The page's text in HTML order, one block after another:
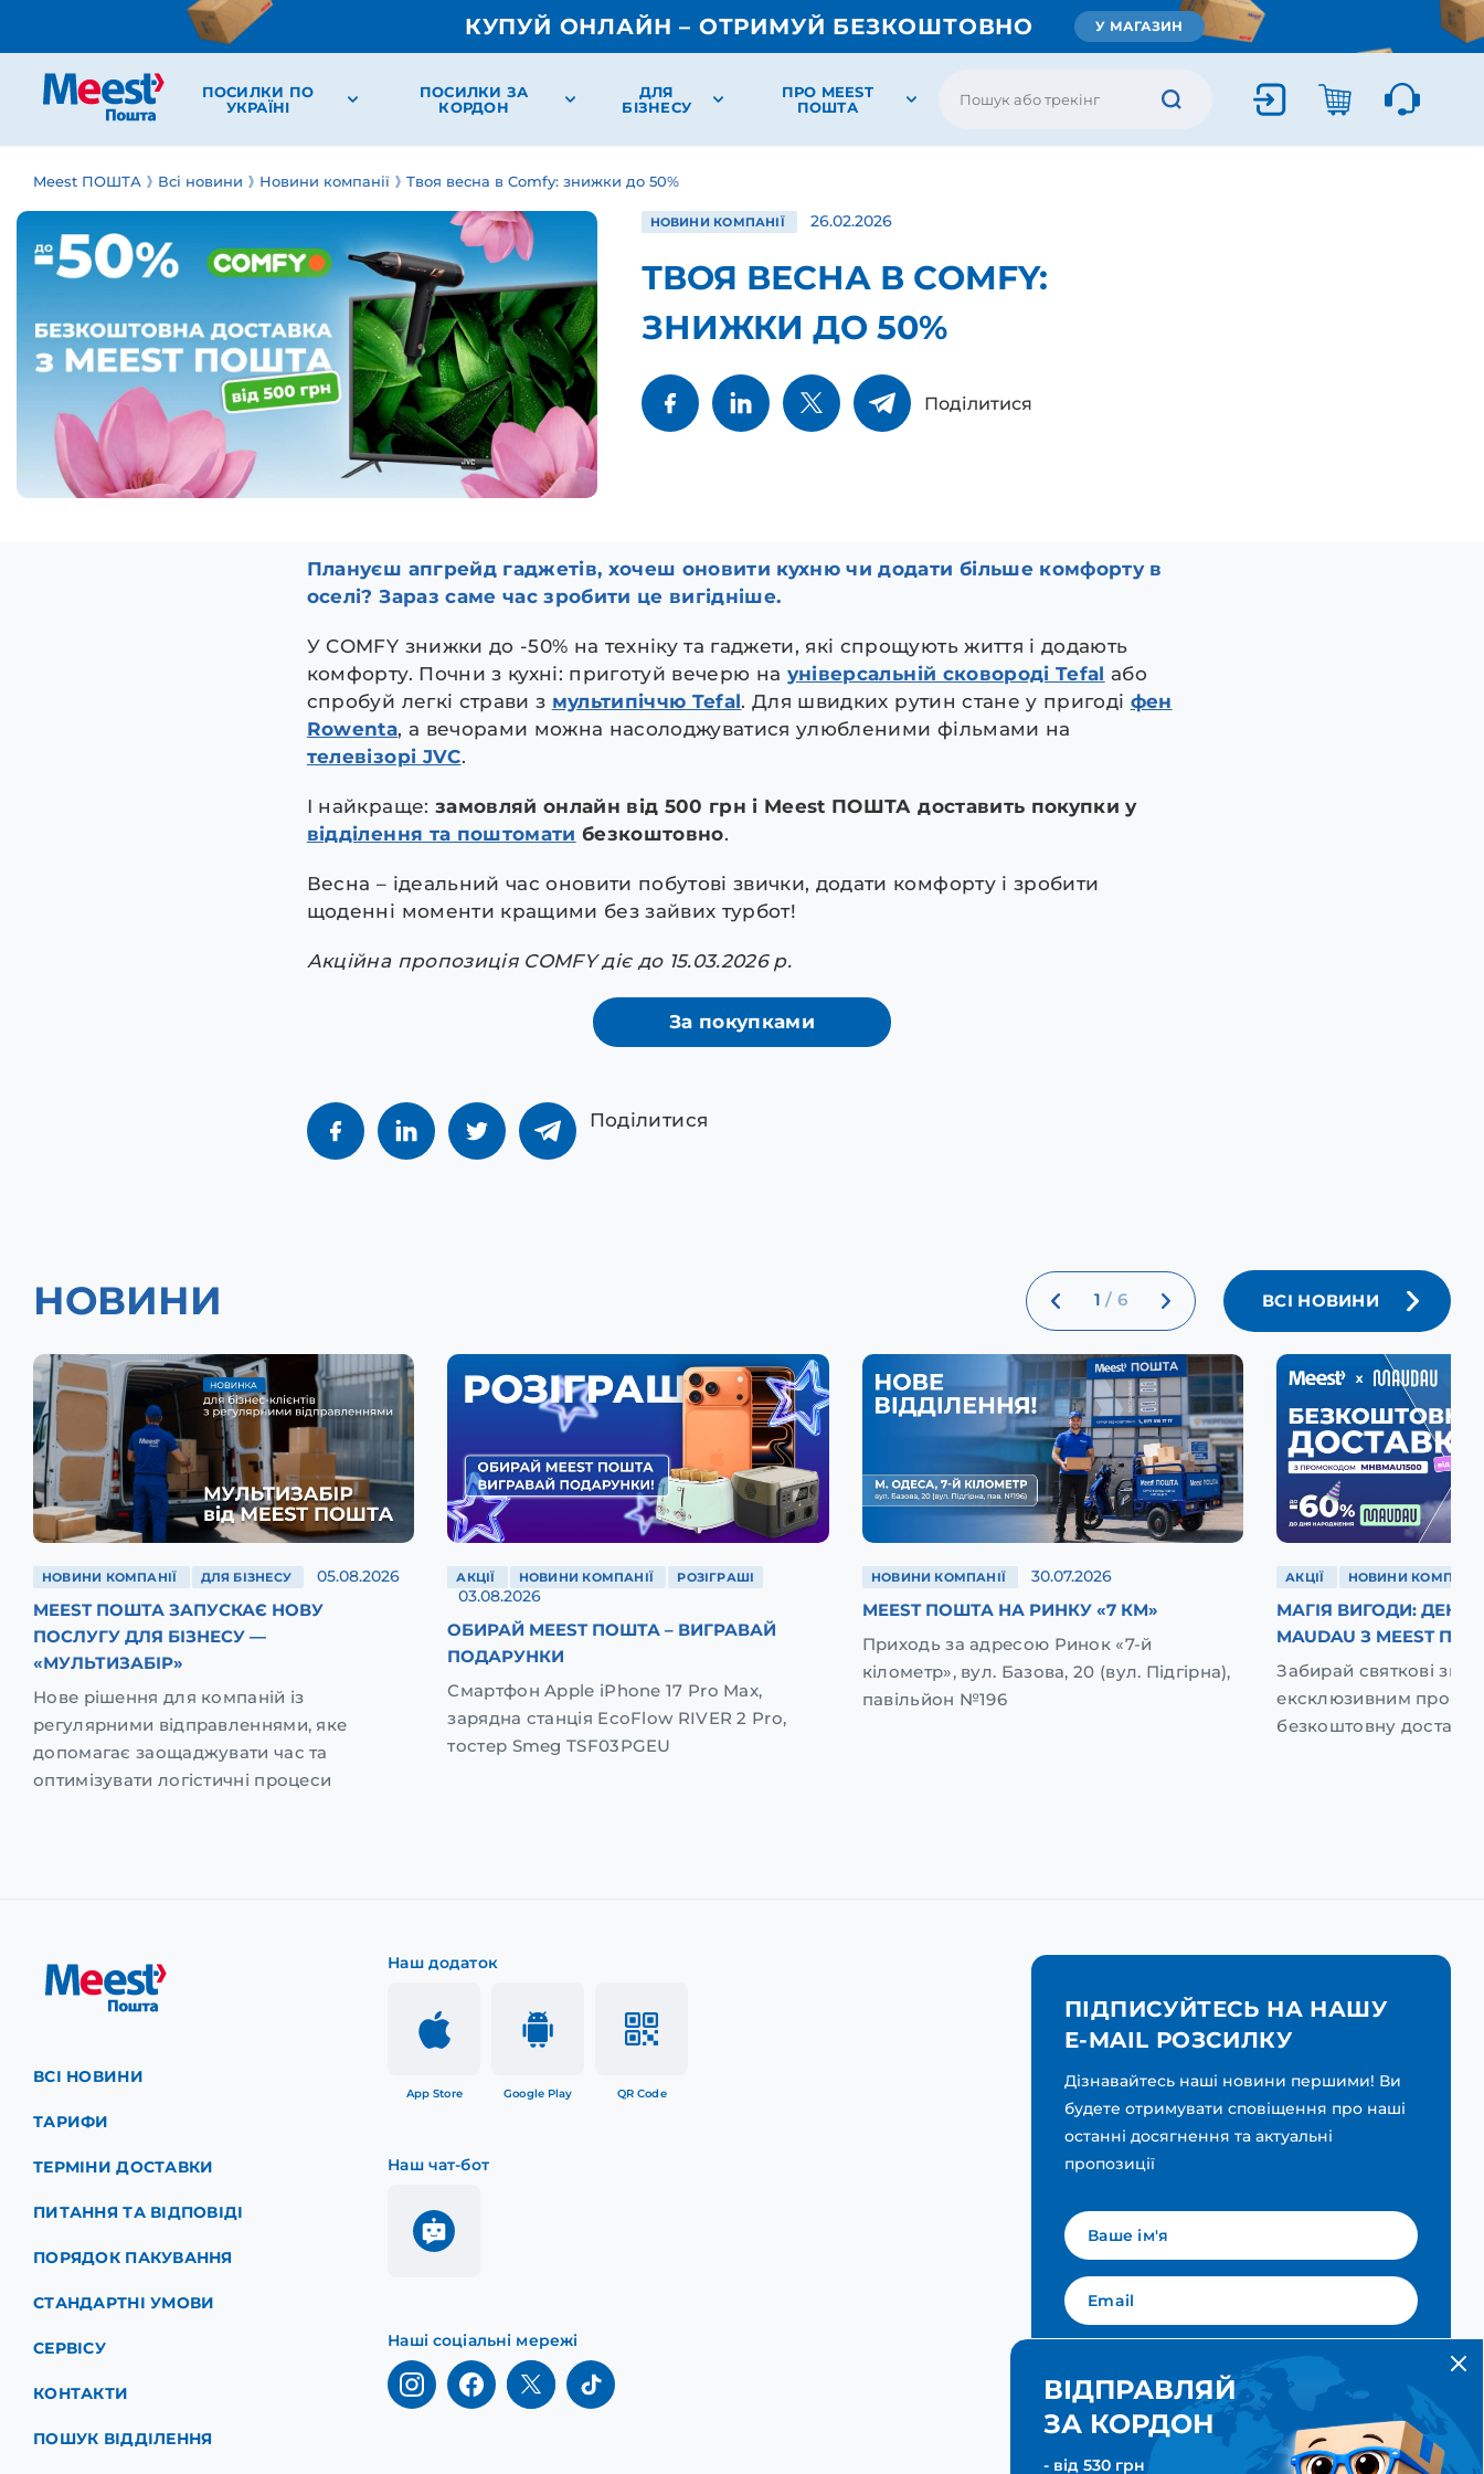
КУПУЙ ОНЛАЙН – ОТРИМУЙ БЕЗКОШТОВНО У МАГАЗИН
ПОСИЛКИ ПО
УКРАЇНІ
ПОСИЛКИ ЗА
КОРДОН
ДЛЯ
БІЗНЕСУ
ПРО MEEST
ПОШТА
Meest ПОШТА Всі новини Новини компанії Твоя весна в Comfy: знижки до 50%
НОВИНИ КОМПАНІЇ 26.02.2026
ТВОЯ ВЕСНА В COMFY:
ЗНИЖКИ ДО 50%
Поділитися
Плануєш апгрейд гаджетів, хочеш оновити кухню чи додати більше комфорту в
оселі? Зараз саме час зробити це вигідніше.
У COMFY знижки до -50% на техніку та гаджети, які спрощують життя і додають
комфорту. Почни з кухні: приготуй вечерю на універсальній сковороді Tefal або
спробуй легкі страви з мультипіччю Tefal. Для швидких рутин стане у пригоді фен
Rowenta, а вечорами можна насолоджуватися улюбленими фільмами на
телевізорі JVC.
І найкраще: замовляй онлайн від 500 грн і Meest ПОШТА доставить покупки у
відділення та поштомати безкоштовно.
Весна – ідеальний час оновити побутові звички, додати комфорту і зробити
щоденні моменти кращими без зайвих турбот!
Акційна пропозиція COMFY діє до 15.03.2026 р.
За покупками
Поділитися
НОВИНИ 1 / 6 ВСІ НОВИНИ
НОВИНИ КОМПАНІЇ ДЛЯ БІЗНЕСУ 05.08.2026
MEEST ПОШТА ЗАПУСКАЄ НОВУ
ПОСЛУГУ ДЛЯ БІЗНЕСУ —
«МУЛЬТИЗАБІР»
Нове рішення для компаній із
регулярними відправленнями, яке
допомагає заощаджувати час та
оптимізувати логістичні процеси
АКЦІЇ НОВИНИ КОМПАНІЇ РОЗІГРАШІ
03.08.2026
ОБИРАЙ MEEST ПОШТА – ВИГРАВАЙ
ПОДАРУНКИ
Смартфон Apple iPhone 17 Pro Max,
зарядна станція EcoFlow RIVER 2 Pro,
тостер Smeg TSF03PGEU
НОВИНИ КОМПАНІЇ 30.07.2026
MEEST ПОШТА НА РИНКУ «7 КМ»
Приходь за адресою Ринок «7-й
кілометр», вул. Базова, 20 (вул. Підгірна),
павільйон №196
АКЦІЇ НОВИНИ КОМПАНІЇ
МАГІЯ ВИГОДИ:
MAUDAU З MEEST
Забирай святкові
ексклюзивним
безкоштовну доставку
ВСІ НОВИНИ
ТАРИФИ
ТЕРМІНИ ДОСТАВКИ
ПИТАННЯ ТА ВІДПОВІДІ
ПОРЯДОК ПАКУВАННЯ
СТАНДАРТНІ УМОВИ
СЕРВІСУ
КОНТАКТИ
ПОШУК ВІДДІЛЕННЯ
Наш додаток
App Store Google Play QR Code
Наш чат-бот
Наші соціальні мережі
ПІДПИСУЙТЕСЬ НА НАШУ
E-MAIL РОЗСИЛКУ
Дізнавайтесь наші новини першими! Ви
будете отримувати сповіщення про наші
останні досягнення та актуальні
пропозиції
Мова для вашої розсилки Українська
ПІДПИСАТИСЯ
ВІДПРАВЛЯЙ
ЗА КОРДОН
- від 530 грн